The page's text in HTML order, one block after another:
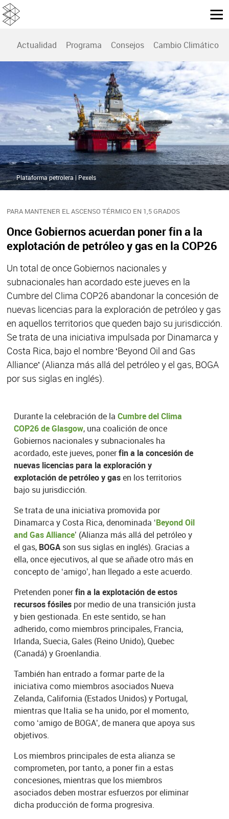
Actualidad Programa Consejos Cambio Climático
PARA MANTENER EL ASCENSO TÉRMICO EN 1,5 GRADOS
Once Gobiernos acuerdan poner fin a la
explotación de petróleo y gas en la COP26
Un total de once Gobiernos nacionales y
subnacionales han acordado este jueves en la
Cumbre del Clima COP26 abandonar la concesión de
nuevas licencias para la exploración de petróleo y gas
en aquellos territorios que queden bajo su jurisdicción.
Se trata de una iniciativa impulsada por Dinamarca y
Costa Rica, bajo el nombre ‘Beyond Oil and Gas
Alliance’ (Alianza más allá del petróleo y el gas, BOGA
por sus siglas en inglés).
Plataforma petrolera | Pexels
Durante la celebración de laCumbre del Clima
COP26 de Glasgow, una coalición de once
Gobiernos nacionales y subnacionales ha
acordado, este jueves, ponerfin a la concesión de
nuevas licencias para la exploración y
explotación de petróleo y gasen los territorios
bajo su jurisdicción.
Se trata de una iniciativa promovida por
Dinamarca y Costa Rica, denominada ‘Beyond Oil
and Gas Alliance’ (Alianza más allá del petróleo y
el gas, BOGA son sus siglas en inglés). Gracias a
ella, once ejecutivos, al que se añade otro más en
concepto de ‘amigo’, han llegado a este acuerdo.
Pretenden ponerfin a la explotación de estos
recursos fósiles por medio de una transición justa
y bien gestionada. En este sentido, se han
adherido, como miembros principales, Francia,
Irlanda, Suecia, Gales (Reino Unido), Quebec
(Canadá) y Groenlandia.
También han entrado a formar parte de la
iniciativa como miembros asociados Nueva
Zelanda, California (Estados Unidos) y Portugal,
mientras que Italia se ha unido, por el momento,
como ‘amigo de BOGA’, de manera que apoya sus
objetivos.
Los miembros principales de esta alianza se
comprometen, por tanto, a poner fin a estas
concesiones, mientras que los miembros
asociados deben mostrar esfuerzos por eliminar
dicha producción de forma progresiva.